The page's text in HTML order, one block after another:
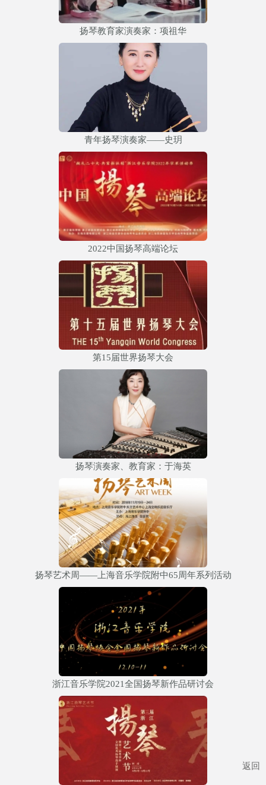
扬琴教育家演奏家：项祖华
青年扬琴演奏家——史玥
2022中国扬琴高端论坛
第15届世界扬琴大会
扬琴演奏家、教育家：于海英
扬琴艺术周——上海音乐学院附中65周年系列活动
浙江音乐学院2021全国扬琴新作品研讨会
返回